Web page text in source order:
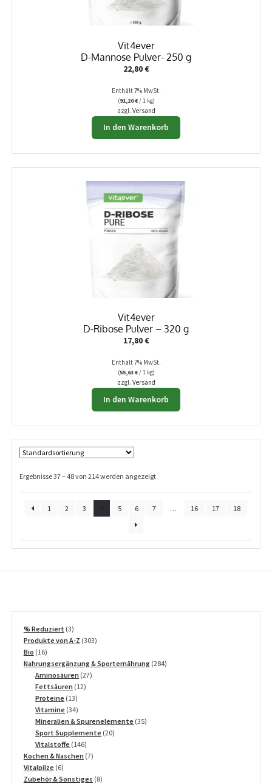
Vit4ever
D-Mannose Pulver- 250 g
22,80€
Enthält 7% MwSt.
(91,20€/ 1 kg)
zzgl. Versand
In den Warenkorb
Vit4ever
D-Ribose Pulver – 320 g
17,80€
Enthält 7% MwSt.
(55,63€/ 1 kg)
zzgl. Versand
In den Warenkorb
Ergebnisse 37 – 48 von 214 werden angezeigt
1 2 3 5 6 7 … 16 17 18
% Reduziert 33
Produkte
Produkte von A-Z 303303
Bio 1616
Produkte
Nahrungsergänzung & Sporternährung 284284
Aminosäuren 2727
Fettsäuren 1212
Proteine 1313
Produkte
Vitamine 3434
Produkte
Mineralien & Spurenelemente 3535
Sport Supplemente 2020
Vitalstoffe 146146
Produkte
Kochen & Naschen 77
Vitalpilze 66
Produkte
Zubehör & Sonstiges 88